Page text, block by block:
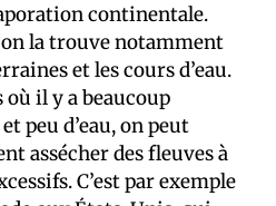
continentale.
la trouve notamment
et les cours d’eau.
il y a beaucoup
peu d’eau, on peut
assécher des fleuves à
C’est par exemple